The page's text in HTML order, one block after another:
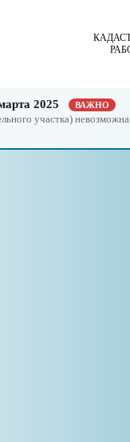
2025 ВАЖНО
участка)